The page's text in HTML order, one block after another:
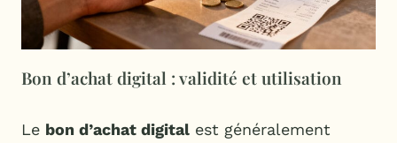
Bon d’achat digital : validité et utilisation
Le bon d’achat digital est généralement